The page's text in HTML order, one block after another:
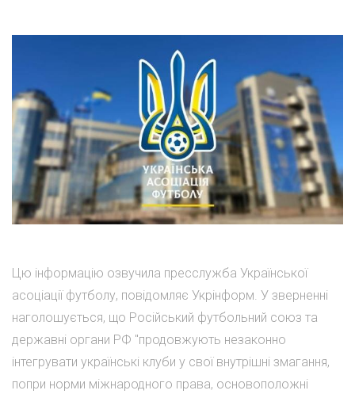
Цю інформацію озвучила пресслужба Української
асоціації футболу, повідомляє Укрінформ. У зверненні
наголошується, що Російський футбольний союз та
державні органи РФ "продовжують незаконно
інтегрувати українські клуби у свої внутрішні змагання,
попри норми міжнародного права, основоположні